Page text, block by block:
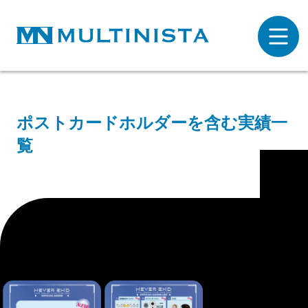
ポストカードホルダーを含む実績一
覧